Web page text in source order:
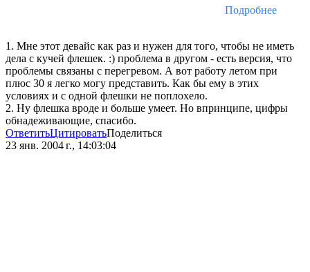
Подробнее
1. Мне этот девайс как раз и нужен для того, чтобы не иметь
дела с кучей флешек. :) проблема в другом - есть версия, что
проблемы связаны с перегревом. А вот работу летом при
плюс 30 я легко могу представить. Как бы ему в этих
условиях и с одной флешки не поплохело.
2. Ну флешка вроде и больше умеет. Но впринципе, цифры
обнадеживающие, спасибо.
ОтветитьЦитироватьПоделиться
23 янв. 2004 г., 14:03:04